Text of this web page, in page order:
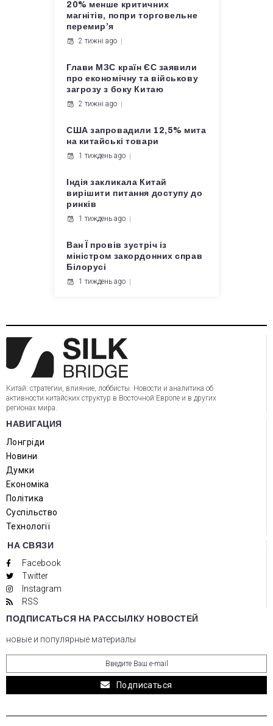
20% менше критичних
магнітів, попри торговельне
перемир’я
2 тижні ago
Глави МЗС країн ЄС заявили
про економічну та військову
загрозу з боку Китаю
2 тижні ago
США запровадили 12,5% мита
на китайські товари
1 тиждень ago
Індія закликала Китай
вирішити питання доступу до
ринків
1 тиждень ago
Ван Ї провів зустріч із
міністром закордонних справ
Білорусі
1 тиждень ago
Китай: стратегии, влияние, лоббисты. Новости и аналитика об
активности китайских структур в Восточной Европе и в других
регионах мира.
НАВИГАЦИЯ
Лонгріди
Новини
Думки
Економіка
Політика
Суспільство
Технології
НА СВЯЗИ
Facebook
Twitter
Instagram
RSS
ПОДПИСАТЬСЯ НА РАССЫЛКУ НОВОСТЕЙ
новые и популярные материалы
Подписаться